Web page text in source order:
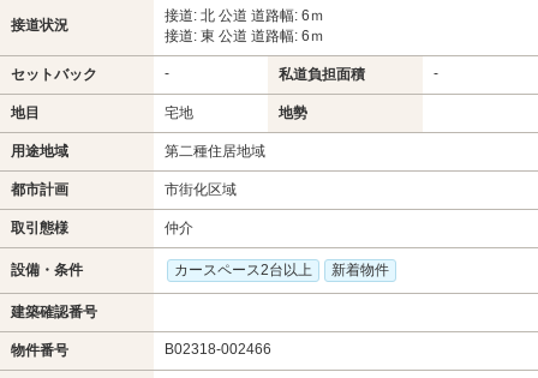
接道状況
接道: 北 公道 道路幅: 6ｍ
接道: 東 公道 道路幅: 6ｍ
セットバック - 私道負担面積 -
地目 宅地 地勢
用途地域 第二種住居地域
都市計画 市街化区域
取引態様 仲介
設備・条件 カースペース2台以上 新着物件
建築確認番号
物件番号 B02318-002466